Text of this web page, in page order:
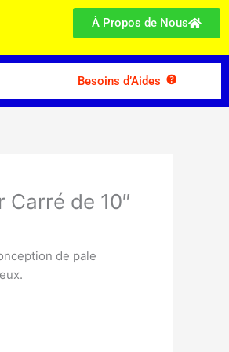
À Propos de Nous
Besoins d’Aides
Carré de 10″
de pale